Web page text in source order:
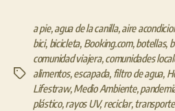
Etiquetas
a pie,agua de la canilla,aire
bici, bicicleta, Booking.com,botellas,
comunidad viajera,comunidades
alimentos,escapada, filtro de agua,
Lifestraw,Medio Ambiente,
plástico,rayos UV,reciclar,